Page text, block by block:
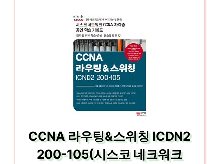
CCNA 라우팅&스위칭 ICDN2
200-105(시스코 네크워크